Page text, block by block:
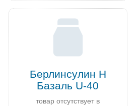
Берлинсулин Н
Базаль U-40
товар отсутствует в